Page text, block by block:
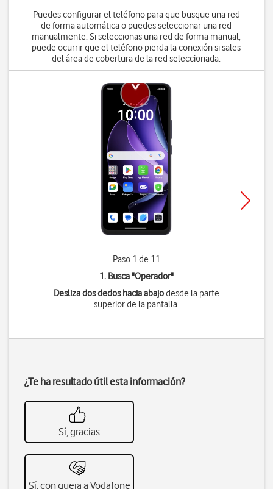
Puedes configurar el teléfono para que busque una red
de forma automática o puedes seleccionar una red
manualmente. Si seleccionas una red de forma manual,
puede ocurrir que el teléfono pierda la conexión si sales
del área de cobertura de la red seleccionada.
Paso 1 de 11
1. Busca "Operador"
Desliza dos dedos hacia abajodesde la parte
superior de la pantalla.
¿Te ha resultado útil esta información?
Sí, gracias
Sí, con queja a Vodafone